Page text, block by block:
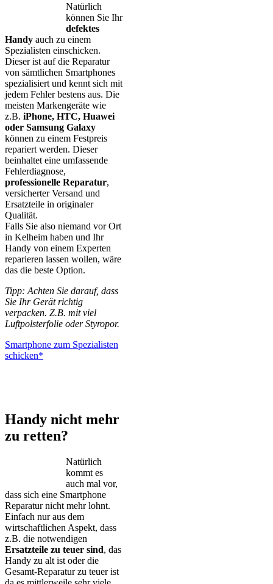
Natürlich
können Sie Ihr
defektes
Handy auch zu einem
Spezialisten einschicken.
Dieser ist auf die Reparatur
von sämtlichen Smartphones
spezialisiert und kennt sich mit
jedem Fehler bestens aus. Die
meisten Markengeräte wie
z.B. iPhone, HTC, Huawei
oder Samsung Galaxy
können zu einem Festpreis
repariert werden. Dieser
beinhaltet eine umfassende
Fehlerdiagnose,
professionelle Reparatur,
versicherter Versand und
Ersatzteile in originaler
Qualität.
Falls Sie also niemand vor Ort
in Kelheim haben und Ihr
Handy von einem Experten
reparieren lassen wollen, wäre
das die beste Option.
Tipp: Achten Sie darauf, dass
Sie Ihr Gerät richtig
verpacken. Z.B. mit viel
Luftpolsterfolie oder Styropor.
Smartphone zum Spezialisten
schicken*
Handy nicht mehr
zu retten?
Natürlich
kommt es
auch mal vor,
dass sich eine Smartphone
Reparatur nicht mehr lohnt.
Einfach nur aus dem
wirtschaftlichen Aspekt, dass
z.B. die notwendigen
Ersatzteile zu teuer sind, das
Handy zu alt ist oder die
Gesamt-Reparatur zu teuer ist